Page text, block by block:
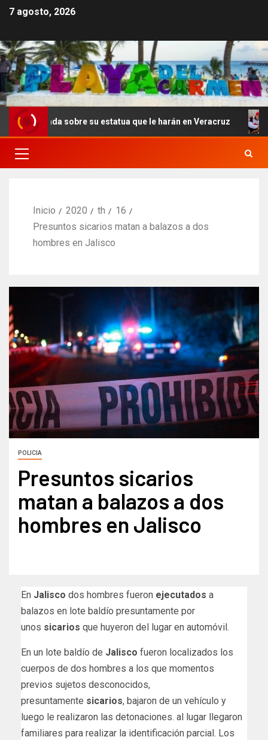
7 agosto, 2026
sobre su estatua que le harán en Veracruz
Inicio 2020 th
16
Presuntos sicarios matan a balazos a dos
hombres en Jalisco
POLICIA
Presuntos sicarios
matan a balazos a dos
hombres en Jalisco
En Jalisco dos hombres fueron ejecutados a
balazos en lote baldío presuntamente por
unos sicarios que huyeron del lugar en automóvil.
En un lote baldío de Jalisco fueron localizados los
cuerpos de dos hombres a los que momentos
previos sujetos desconocidos,
presuntamente sicarios, bajaron de un vehículo y
luego le realizaron las detonaciones. al lugar llegaron
familiares para realizar la identificación parcial. Los